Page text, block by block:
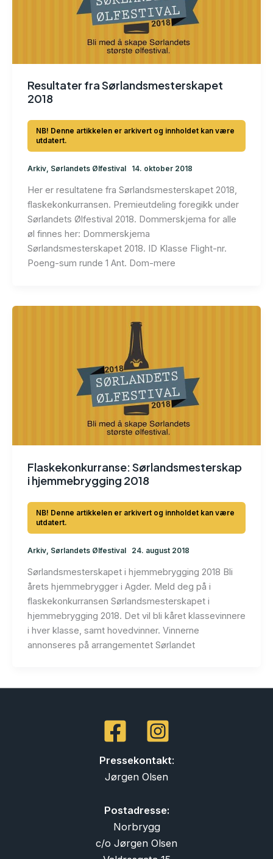
Resultater fra Sørlandsmesterskapet
2018
Arkiv, Sørlandets Ølfestival 14. oktober 2018
Her er resultatene fra Sørlandsmesterskapet 2018,
flaskekonkurransen. Premieutdeling foregikk under
Sørlandets Ølfestival 2018. Dommerskjema for alle
øl finnes her: Dommerskjema
Sørlandsmesterskapet 2018. ID Klasse Flight-nr.
Poeng-sum runde 1 Ant. Dom-mere
Flaskekonkurranse: Sørlandsmesterskap
i hjemmebrygging 2018
Arkiv, Sørlandets Ølfestival 24. august 2018
Sørlandsmesterskapet i hjemmebrygging 2018 Bli
årets hjemmebrygger i Agder. Meld deg på i
flaskekonkurransen Sørlandsmesterskapet i
hjemmebrygging 2018. Det vil bli kåret klassevinnere
i hver klasse, samt hovedvinner. Vinnerne
annonseres på arrangementet Sørlandet
Pressekontakt:
Jørgen Olsen
Postadresse:
Norbrygg
c/o Jørgen Olsen